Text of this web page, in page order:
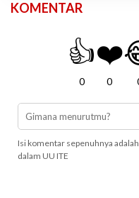
KOMENTAR
👍
0
❤️
0
Isi komentar sepenuhnya
dalam UU ITE